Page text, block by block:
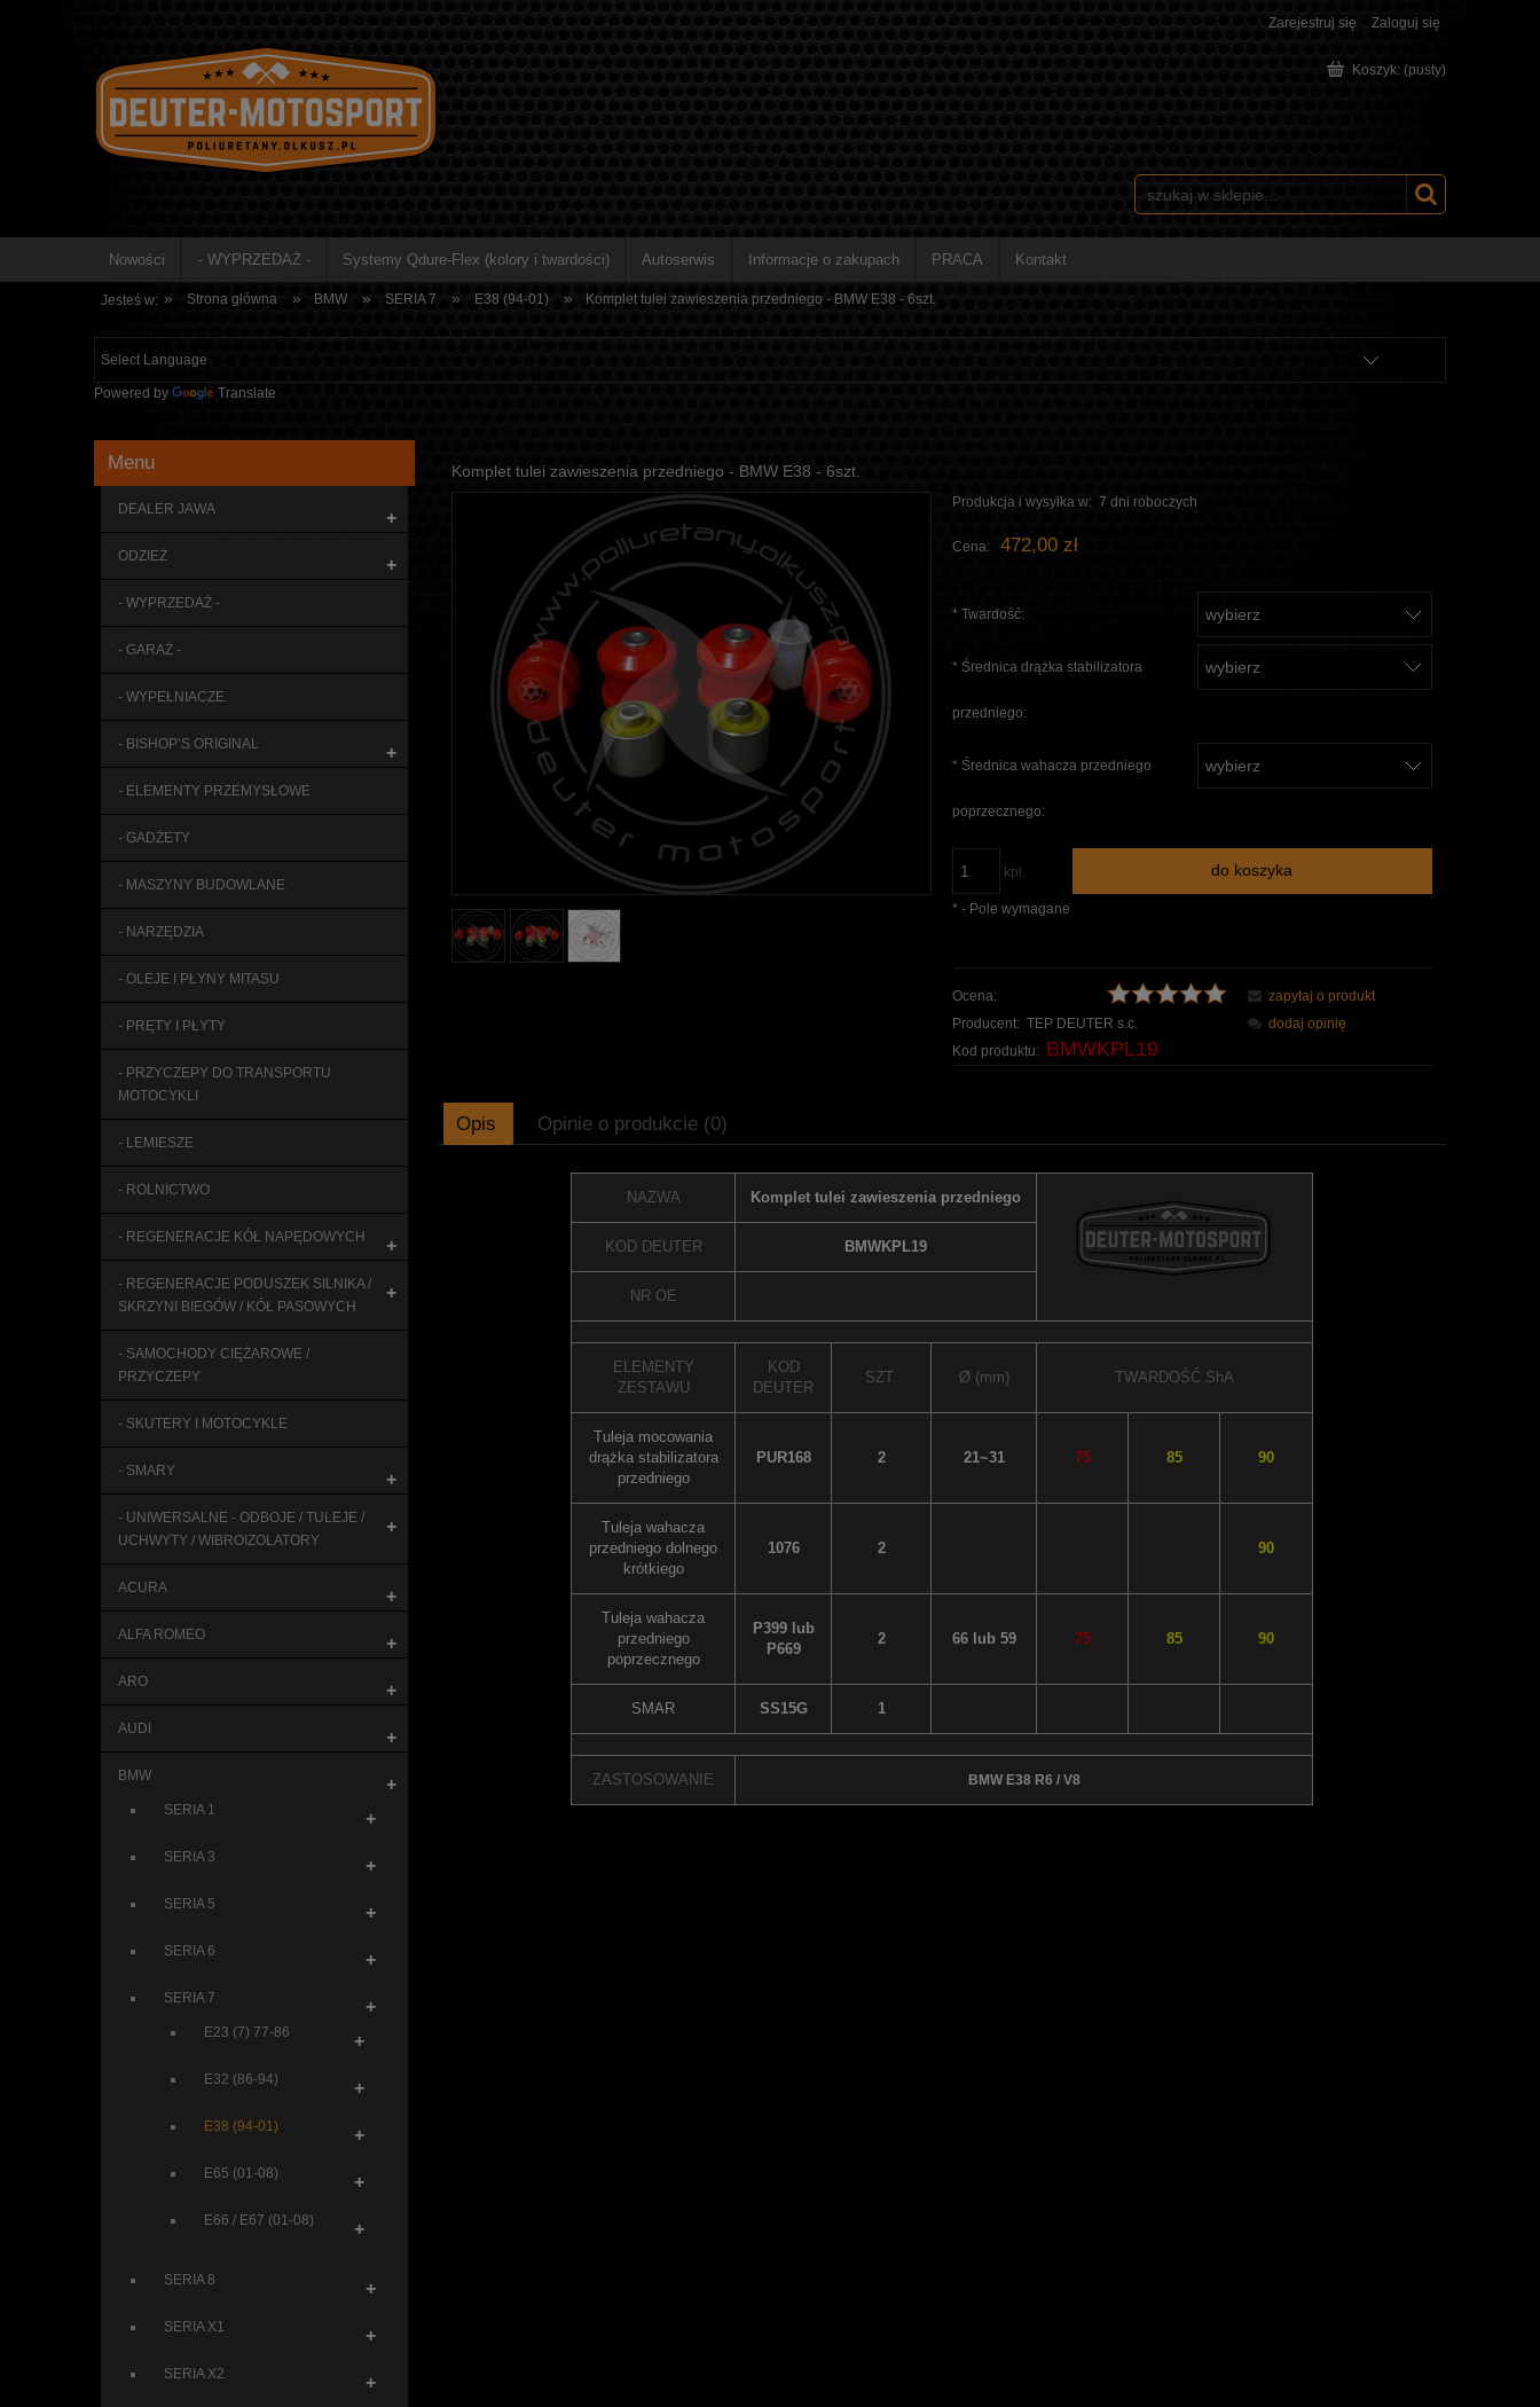
Zarejestruj się Zaloguj się
Koszyk: (pusty)
Nowości - WYPRZEDAŻ - Systemy Qdure-Flex (kolory i twardości) Autoserwis Informacje o zakupach PRACA Kontakt
Jesteś w: » Strona główna » BMW » SERIA 7 » E38 (94-01) » Komplet tulei zawieszenia przedniego - BMW E38 - 6szt.
Powered by Translate
Menu
DEALER JAWA +
ODZIEŻ +
- WYPRZEDAŻ -
- GARAŻ -
- WYPEŁNIACZE
- BISHOP’S ORIGINAL +
- ELEMENTY PRZEMYSŁOWE
- GADŻETY
- MASZYNY BUDOWLANE
- NARZĘDZIA
- OLEJE I PŁYNY MITASU
- PRĘTY I PŁYTY
- PRZYCZEPY DO TRANSPORTU
MOTOCYKLI
- LEMIESZE
- ROLNICTWO
- REGENERACJE KÓŁ NAPĘDOWYCH +
- REGENERACJE PODUSZEK SILNIKA /
SKRZYNI BIEGÓW / KÓŁ PASOWYCH
+
- SAMOCHODY CIĘŻAROWE /
PRZYCZEPY
- SKUTERY I MOTOCYKLE
- SMARY +
- UNIWERSALNE - ODBOJE / TULEJE /
UCHWYTY / WIBROIZOLATORY
+
ACURA +
ALFA ROMEO +
ARO +
AUDI +
BMW
SERIA 1 +
SERIA 3 +
SERIA 5 +
SERIA 6 +
SERIA 7
E23 (7) 77-86 +
E32 (86-94) +
E38 (94-01) +
E65 (01-08) +
E66 / E67 (01-08) +
+
SERIA 8 +
SERIA X1 +
SERIA X2 +
+
Komplet tulei zawieszenia przedniego - BMW E38 - 6szt.
Produkcja i wysyłka w: 7 dni roboczych
Cena: 472,00 zł
* Twardość:
* Średnica drążka stabilizatora
przedniego:
* Średnica wahacza przedniego
poprzecznego:
kpl. do koszyka
* - Pole wymagane
Ocena:
Producent: TEP DEUTER s.c.
Kod produktu: BMWKPL19
zapytaj o produkt
dodaj opinię
Opis Opinie o produkcie (0)
NAZWA Komplet tulei zawieszenia przedniego
KOD DEUTER BMWKPL19
NR OE
ELEMENTY
ZESTAWU
KOD
DEUTER
SZT. Ø (mm) TWARDOŚĆ ShA
Tuleja mocowania
drążka stabilizatora
przedniego
PUR168 2 21~31 75 85 90
Tuleja wahacza
przedniego dolnego
krótkiego
1076 2 90
Tuleja wahacza
przedniego
poprzecznego
P399 lub
P669
2 66 lub 59 75 85 90
SMAR SS15G 1
ZASTOSOWANIE BMW E38 R6 / V8